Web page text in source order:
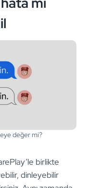
değer mi?
birlikte
dinleyebilir